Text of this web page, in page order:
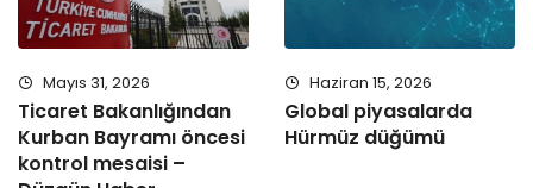
Mayıs 31, 2026
Ticaret Bakanlığından
Kurban Bayramı öncesi
kontrol mesaisi –
Haziran 15, 2026
Global piyasalarda
Hürmüz düğümü